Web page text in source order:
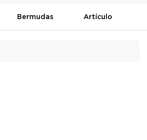
Bermudas Artículo